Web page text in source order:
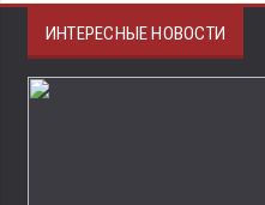
ИНТЕРЕСНЫЕ НОВОСТИ